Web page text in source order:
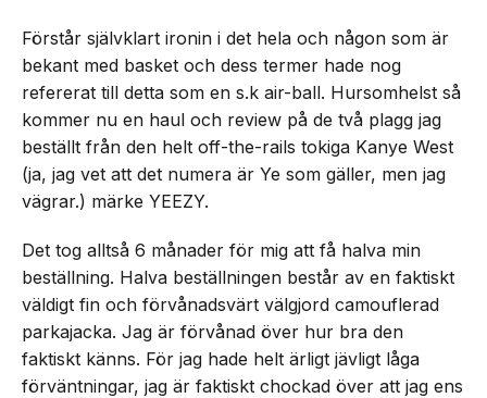
Förstår självklart ironin i det hela och någon som är
bekant med basket och dess termer hade nog
refererat till detta som en s.k air-ball. Hursomhelst så
kommer nu en haul och review på de två plagg jag
beställt från den helt off-the-rails tokiga Kanye West
(ja, jag vet att det numera är Ye som gäller, men jag
vägrar.) märke YEEZY.
Det tog alltså 6 månader för mig att få halva min
beställning. Halva beställningen består av en faktiskt
väldigt fin och förvånadsvärt välgjord camouflerad
parkajacka. Jag är förvånad över hur bra den
faktiskt känns. För jag hade helt ärligt jävligt låga
förväntningar, jag är faktiskt chockad över att jag ens